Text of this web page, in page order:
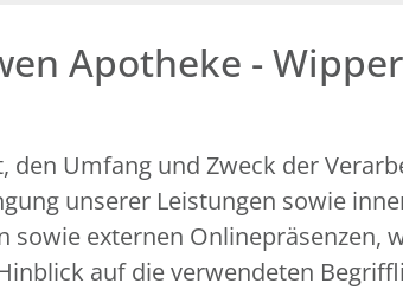
Apotheke -
Umfang und Zweck der
unserer Leistungen sowie
externen Onlinepräsenzen,
auf die verwendeten